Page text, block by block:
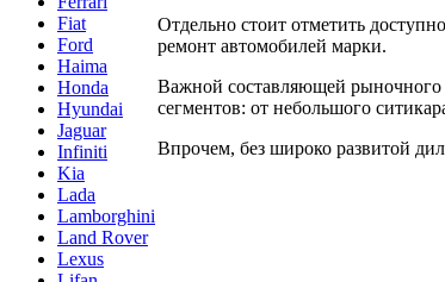
Fiat
Ford
Haima
Honda
Hyundai
Jaguar
Infiniti
Kia
Lada
Lamborghini
Land Rover
Lexus
Отдельно стоит отметить
ремонт автомобилей марки.
Важной составляющей рыночного
сегментов: от небольшого
Впрочем, без широко развитой